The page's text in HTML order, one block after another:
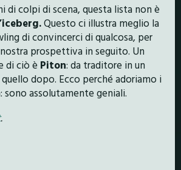
di colpi di scena, questa lista non è
Questo ci illustra meglio la
di convincerci di qualcosa, per
prospettiva in seguito. Un
di ciò è Piton: da traditore in un
dopo. Ecco perché adoriamo i
sono assolutamente geniali.
.